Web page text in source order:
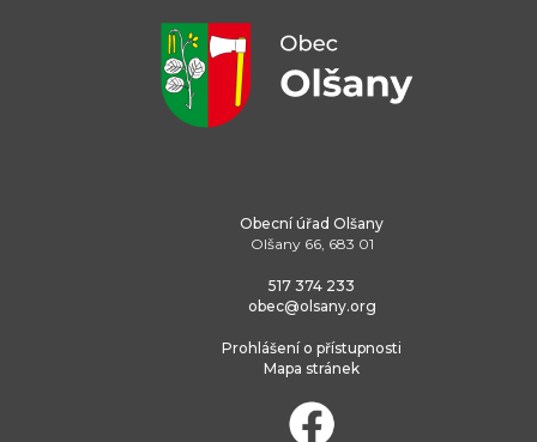
Obecní úřad Olšany
Olšany 66, 683 01
517 374 233
obec@olsany.org
Prohlášení o přístupnosti
Mapa stránek